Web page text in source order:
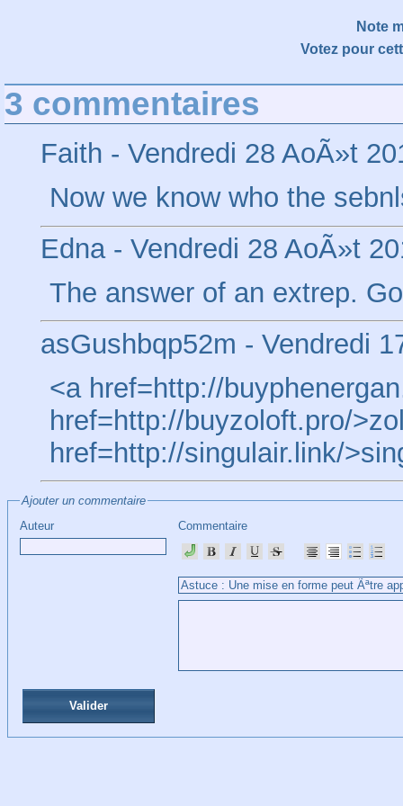
Note
Votez pour
3 commentaires
Faith - Vendredi 28 AoÃ»t
Now we know who the
Edna- Vendredi 28 AoÃ»t
The answer of an extrep.
asGushbqp52m - Vendredi
<a href=http://
href=http://buyzoloft.pro/
href=http://singulair.link/
Ajouter un commentaire
Auteur
Commentaire